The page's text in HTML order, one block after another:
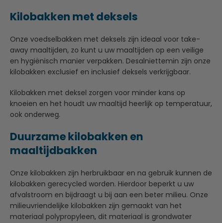
Kilobakken met deksels
Onze voedselbakken met deksels zijn ideaal voor take-
away maaltijden, zo kunt u uw maaltijden op een veilige
en hygiënisch manier verpakken. Desalniettemin zijn onze
kilobakken exclusief en inclusief deksels verkrijgbaar.
Kilobakken met deksel zorgen voor minder kans op
knoeien en het houdt uw maaltijd heerlijk op temperatuur,
ook onderweg.
Duurzame kilobakken en
maaltijdbakken
Onze kilobakken zijn herbruikbaar en na gebruik kunnen de
kilobakken gerecycled worden. Hierdoor beperkt u uw
afvalstroom en bijdraagt u bij aan een beter milieu. Onze
milieuvriendelijke kilobakken zijn gemaakt van het
materiaal polypropyleen, dit materiaal is grondwater